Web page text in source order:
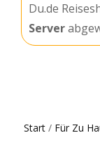
Du.de
Server
Start/ Für Zu